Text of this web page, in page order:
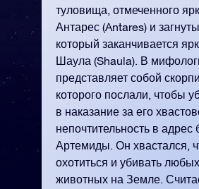
туловища, отмеченного
Антарес (Antares) и
который заканчивается
Шаула (Shaula). В
представляет собой
которого послали, чтобы
в наказание за его
непочтительность в адрес
Артемиды. Он хвастался,
охотиться и убивать
животных на Земле.